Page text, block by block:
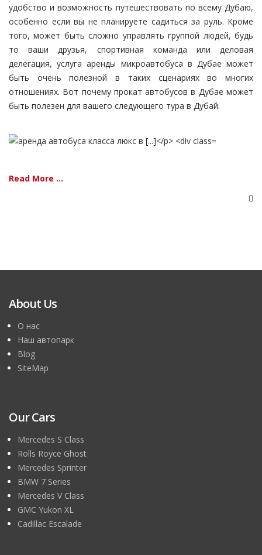
удобство и возможность путешествовать по всему Дубаю,
особенно если вы не планируете садиться за руль. Кроме
того, может быть сложно управлять группой людей, будь
то ваши друзья, спортивная команда или деловая
делегация, услуга аренды микроавтобуса в Дубае может
быть очень полезной в таких сценариях во многих
отношениях. Вот почему прокат автобусов в Дубае может
быть полезен для вашего следующего тура в Дубай.
Read More ...
About Us
О нас
Наш автопарк
Blog
SiteMap
Our Cars
Mercedes S Class
Rolls Royce Ghost
Mercedes Sprinter
BMW 7 Series
Mercedes V Class
GMC Yukon XL
Cadillac Escalade